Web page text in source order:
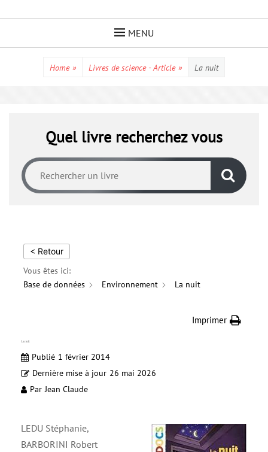
MENU
Home » Livres de science - Article » La nuit
Quel livre recherchez vous
< Retour
Vous êtes ici:
Base de données
Environnement La nuit
Imprimer
La nuit
Publié 1 février 2014
Dernière mise à jour 26 mai 2026
Par Jean Claude
LEDU Stéphanie,
BARBORINI Robert